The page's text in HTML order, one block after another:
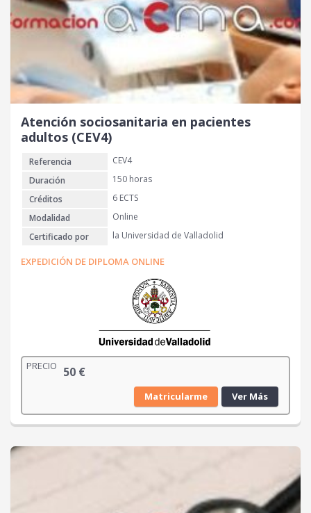
Atención sociosanitaria en pacientes
adultos (CEV4)
Referencia
CEV4
Duración
150 horas
Créditos
6 ECTS
Modalidad
Online
Certificado por
la Universidad de Valladolid
EXPEDICIÓN DE DIPLOMA ONLINE
PRECIO 50 €
Matricularme Ver Más